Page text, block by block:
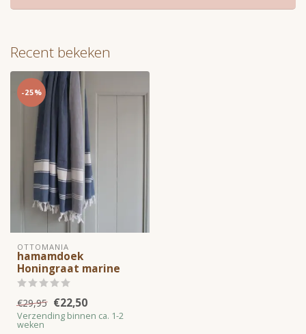
Recent bekeken
-25%
OTTOMANIA
hamamdoek
Honingraat marine
€29,95 €22,50
Verzending binnen ca. 1-2
weken